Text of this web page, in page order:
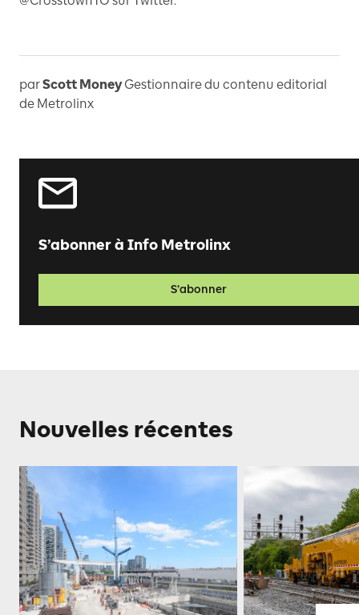
parScott Money Gestionnaire du contenu editorial
de Metrolinx
S’abonner à Info Metrolinx
S’abonner
Nouvelles récentes